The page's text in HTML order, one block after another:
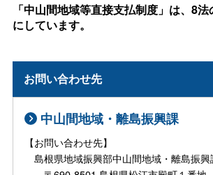
「中山間地域等直接支払制度」は、8
にしています。
お問い合わせ先
中山間地域・離島振興課
【お問い合わせ先】
島根県地域振興部中山間地域・離島振興